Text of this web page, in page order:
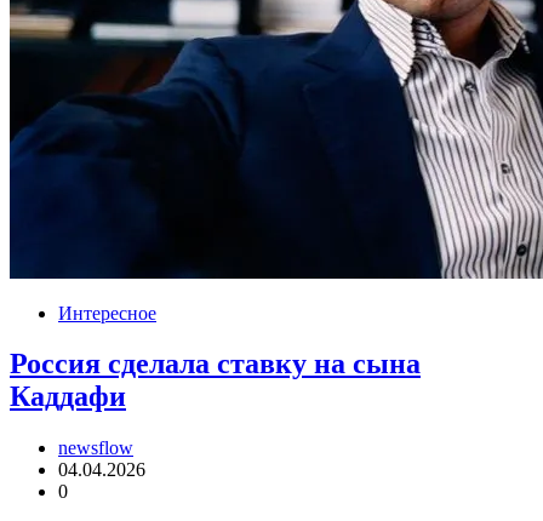
Интересное
Россия сделала ставку на сына
Каддафи
newsflow
04.04.2026
0